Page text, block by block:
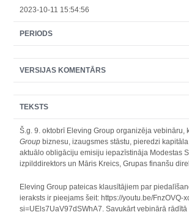
2023-10-11 15:54:56
PERIODS
VERSIJAS KOMENTĀRS
TEKSTS
Š.g. 9. oktobrī Eleving Group organizēja vebināru,
Group biznesu, izaugsmes stāstu, pieredzi
aktuālo obligāciju emisiju iepazīstināja Modestas
izpilddirektors un Māris Kreics, Grupas finanšu
Eleving Group pateicas klausītājiem par
ieraksts ir pieejams šeit: https://youtu.be/FnzOVQ-
si=UEls7UaV97dSWhA7. Savukārt vebinārā